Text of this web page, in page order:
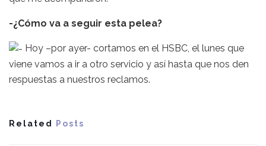
-¿Cómo va a seguir esta pelea?
Hoy –por ayer- cortamos en el HSBC, el lunes que
viene vamos a ir a otro servicio y así hasta que nos den
respuestas a nuestros reclamos.
Related Posts